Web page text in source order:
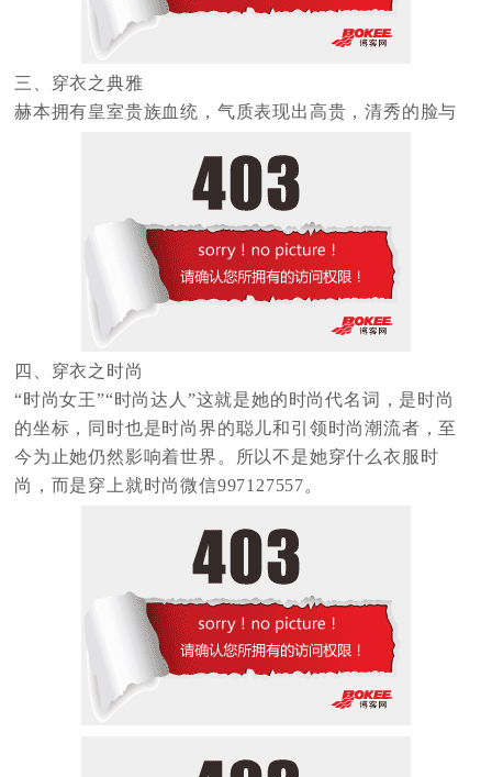
三、穿衣之典雅
赫本拥有皇室贵族血统，气质表现出高贵，清秀的脸与
四、穿衣之时尚
“时尚女王”“时尚达人”这就是她的时尚代名词，是时尚
的坐标，同时也是时尚界的聪儿和引领时尚潮流者，至
今为止她仍然影响着世界。所以不是她穿什么衣服时
尚，而是穿上就时尚微信997127557。